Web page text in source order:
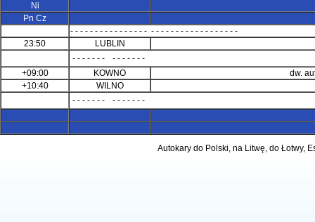
Ni
Pn Cz
- - - - - - - - - - - - - - - - - - - - - - - - - - - - - - - - - -
23:50
LUBLIN
- - - - - - -
- - - - - - -
+09:00
KOWNO
dw.
+10:40
WILNO
- - - - - - -
- - - - - - -
Autokary do Polski, na Litwę, do Łotwy,